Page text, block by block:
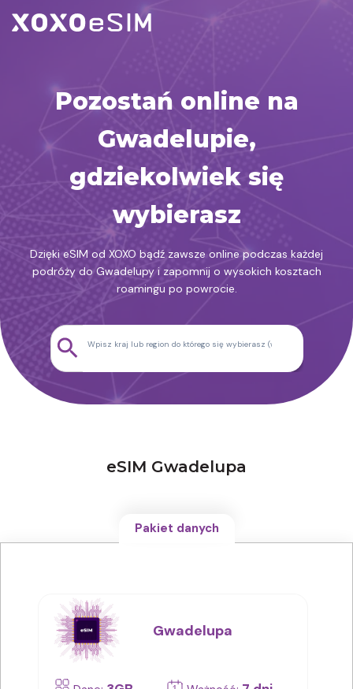
Przejdź
do
Pozostań online na
Gwadelupie,
gdziekolwiek się
wybierasz
Dzięki eSIM od XOXO bądź zawsze online podczas każdej
podróży do Gwadelupy i zapomnij o wysokich kosztach
roamingu po powrocie.
eSIM Gwadelupa
Pakiet danych
Gwadelupa